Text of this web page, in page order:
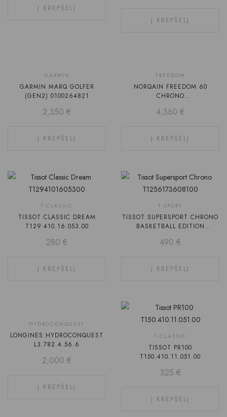
Į KREPŠELĮ
Į KREPŠELĮ
GARMIN
GARMIN MARQ GOLFER
(GEN2) 0100264821
2,350 €
Į KREPŠELĮ
FREEDOM
NORQAIN FREEDOM 60
CHRONO
4,360 €
Į KREPŠELĮ
T-CLASSIC
TISSOT CLASSIC DREAM
T129.410.16.053.00
280 €
Į KREPŠELĮ
T-SPORT
TISSOT SUPERSPORT CHRONO
BASKETBALL EDITION
490 €
Į KREPŠELĮ
HYDROCONQUEST
LONGINES HYDROCONQUEST
L3.782.4.56.6
2,000 €
Į KREPŠELĮ
T-CLASSIC
TISSOT PR100
T150.410.11.051.00
325 €
Į KREPŠELĮ